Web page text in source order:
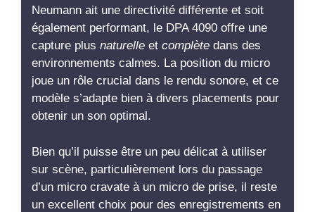
Neumann ait une directivité différente et soit
également performant, le DPA 4090 offre une
capture plus naturelle et complète dans des
environnements calmes. La position du micro
joue un rôle crucial dans le rendu sonore, et ce
modèle s’adapte bien à divers placements pour
obtenir un son optimal.
Bien qu’il puisse être un peu délicat à utiliser
sur scène, particulièrement lors du passage
d’un micro cravate à un micro de prise, il reste
un excellent choix pour des enregistrements en